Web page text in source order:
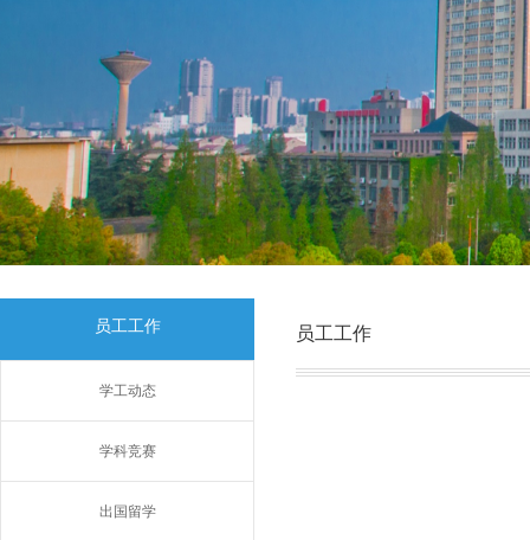
员工工作
学工动态
学科竞赛
出国留学
员工工作